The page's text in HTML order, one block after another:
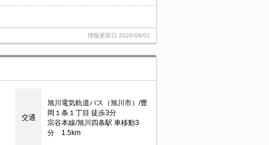
情報更新日 2026/08/01
交通
旭川電気軌道バス（旭川市）/豊
岡１条１丁目 徒歩3分
宗谷本線/旭川四条駅 車移動3
分 1.5km